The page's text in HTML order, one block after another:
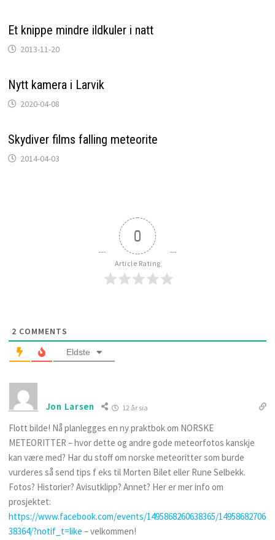
Et knippe mindre ildkuler i natt
2013-11-20
Nytt kamera i Larvik
2020-04-08
Skydiver films falling meteorite
2014-04-03
0
Article Rating
2 COMMENTS
Eldste
Jon Larsen 12 år sia
Flott bilde! Nå planlegges en ny praktbok om NORSKE
METEORITTER – hvor dette og andre gode meteorfotos kanskje
kan være med? Har du stoff om norske meteoritter som burde
vurderes så send tips f eks til Morten Bilet eller Rune Selbekk.
Fotos? Historier? Avisutklipp? Annet? Her er mer info om
prosjektet:
https://www.facebook.com/events/1495868260638365/14958682706
38364/?notif_t=like – velkommen!